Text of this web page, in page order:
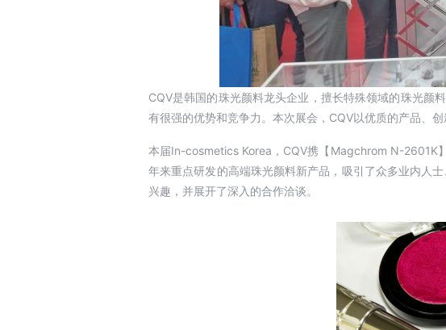
CQV是韩国的珠光颜料龙头企业，擅长特殊领域的珠光颜
有很强的优势和竞争力。本次展会，CQV以优质的产品、
本届In-cosmetics Korea，CQV携【Magchrom N-2601K
年来重点研发的高端珠光颜料新产品，吸引了众多业内人
兴趣，并展开了深入的合作洽谈。